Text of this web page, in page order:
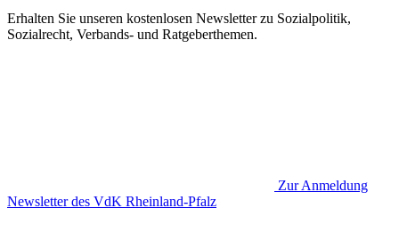
Erhalten Sie unseren kostenlosen Newsletter zu Sozialpolitik,
Sozialrecht, Verbands- und Ratgeberthemen.
Zur Anmeldung
Newsletter des VdK Rheinland-Pfalz